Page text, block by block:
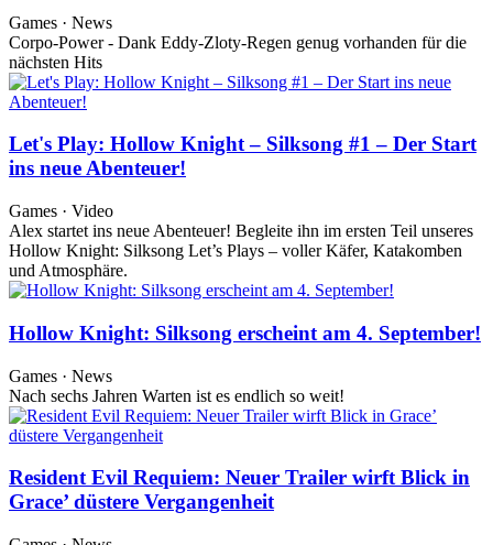
Games · News
Corpo-Power - Dank Eddy-Zloty-Regen genug vorhanden für die
nächsten Hits
Let's Play: Hollow Knight – Silksong #1 – Der Start
ins neue Abenteuer!
Games · Video
Alex startet ins neue Abenteuer! Begleite ihn im ersten Teil unseres
Hollow Knight: Silksong Let’s Plays – voller Käfer, Katakomben
und Atmosphäre.
Hollow Knight: Silksong erscheint am 4. September!
Games · News
Nach sechs Jahren Warten ist es endlich so weit!
Resident Evil Requiem: Neuer Trailer wirft Blick in
Grace’ düstere Vergangenheit